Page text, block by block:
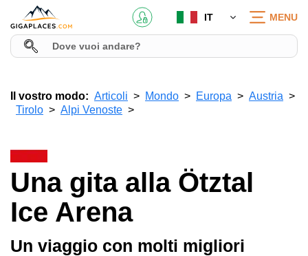
IT MENU
Il vostro modo: Articoli Mondo Europa
Austria
Tirolo
Alpi Venoste
Una gita alla Ötztal
Ice Arena
Un viaggio con molti migliori